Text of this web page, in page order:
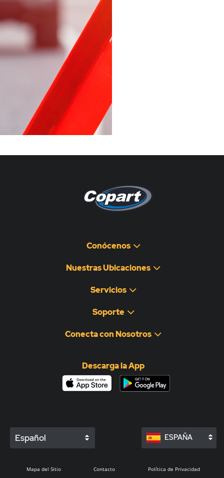
このページは現在利用できま
せん
Pagina non disponibile
هذه الصفحة غير متوفرة
Conócenos
Nuestras Ubicaciones
Servicios
Soporte
Conecta con Nosotros
Descarga la App
Español ESPAÑA
Mapa del Sitio Contacto Política de Privacidad